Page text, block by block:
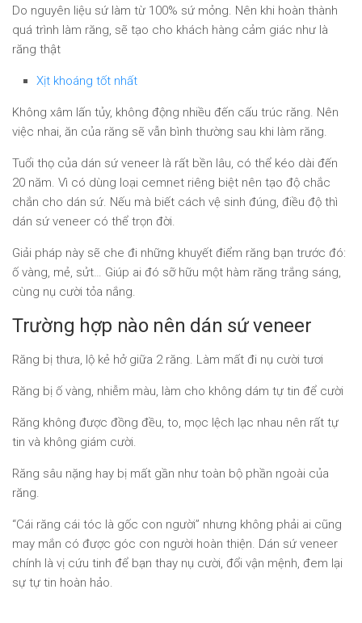
Do nguyên liệu sứ làm từ 100% sứ mỏng. Nên khi hoàn thành
quá trình làm răng, sẽ tạo cho khách hàng cảm giác như là
răng thật
Xịt khoáng tốt nhất
Không xâm lấn tủy, không động nhiều đến cấu trúc răng. Nên
việc nhai, ăn của răng sẽ vẫn bình thường sau khi làm răng.
Tuổi thọ của dán sứ veneer là rất bền lâu, có thể kéo dài đến
20 năm. Vì có dùng loại cemnet riêng biệt nên tạo độ chắc
chắn cho dán sứ. Nếu mà biết cách vệ sinh đúng, điều độ thì
dán sứ veneer có thể trọn đời.
Giải pháp này sẽ che đi những khuyết điểm răng bạn trước đó:
ố vàng, mẻ, sửt… Giúp ai đó sỡ hữu một hàm răng trắng sáng,
cùng nụ cười tỏa nắng.
Trường hợp nào nên dán sứ veneer
Răng bị thưa, lộ kẻ hở giữa 2 răng. Làm mất đi nụ cười tươi
Răng bị ố vàng, nhiễm màu, làm cho không dám tự tin để cười
Răng không được đồng đều, to, mọc lệch lạc nhau nên rất tự
tin và không giám cười.
Răng sâu nặng hay bị mất gần như toàn bộ phần ngoài của
răng.
“Cái răng cái tóc là gốc con người” nhưng không phải ai cũng
may mắn có được góc con người hoàn thiện. Dán sứ veneer
chính là vị cứu tinh để bạn thay nụ cười, đổi vận mệnh, đem lại
sự tự tin hoàn hảo.